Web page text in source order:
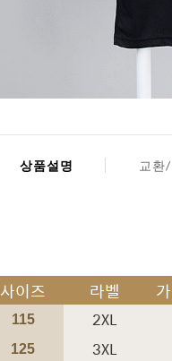
상품설명 교환
사이즈 라벨
115 2XL
125 3XL